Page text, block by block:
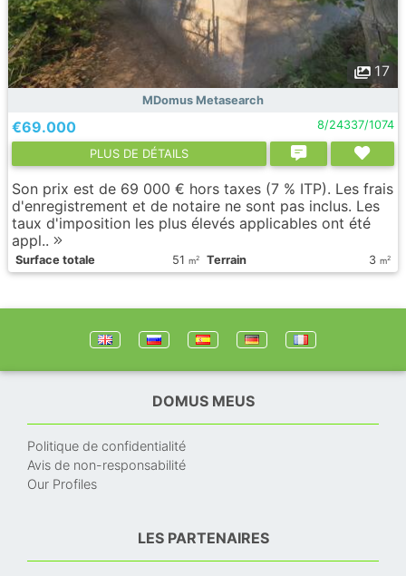
17
MDomus Metasearch
€69.000 8/24337/1074
PLUS DE DÉTAILS
Son prix est de 69 000 € hors taxes (7 % ITP). Les frais
d'enregistrement et de notaire ne sont pas inclus. Les
taux d'imposition les plus élevés applicables ont été
appl..
Surface totale 51 m2 Terrain 3 m2
DOMUS MEUS
Politique de confidentialité
Avis de non-responsabilité
Our Profiles
LES PARTENAIRES